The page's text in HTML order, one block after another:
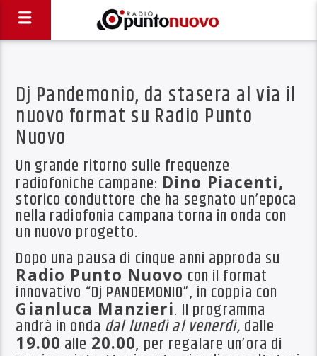
Dj Pandemonio, da stasera al via il
nuovo format su Radio Punto
Nuovo
Un grande ritorno sulle frequenze
radiofoniche campane: Dino Piacenti,
storico conduttore che ha segnato un’epoca
nella radiofonia campana torna in onda con
un nuovo progetto.
Dopo una pausa di cinque anni approda su
Radio Punto Nuovo con il format
innovativo “Dj PANDEMONIO”, in coppia con
Gianluca Manzieri. Il programma
andrà in onda dal lunedì al venerdì, dalle
19.00 alle 20.00, per regalare un’ora di